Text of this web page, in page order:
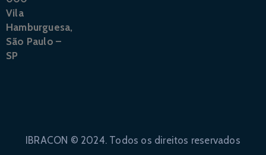
Vila
Hamburguesa,
São Paulo –
SP
IBRACON © 2024. Todos os direitos reservados